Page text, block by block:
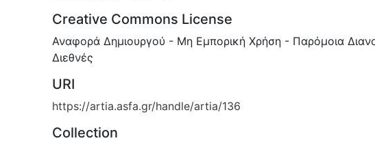
Creative Commons License
Αναφορά Δημιουργού - Μη Εμπορική Χρήση - Παρόμοια
Διεθνές
URI
https://artia.asfa.gr/handle/artia/136
Collection